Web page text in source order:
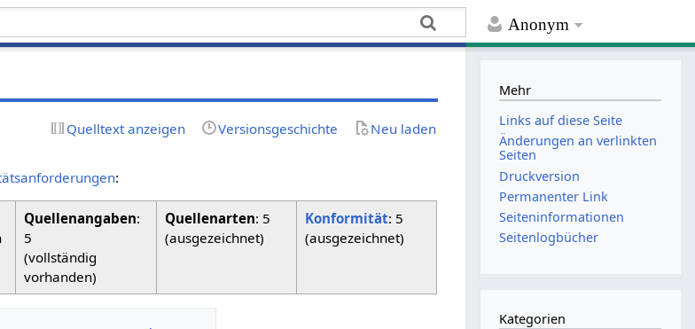
Anonym
Quelltext anzeigen Versionsgeschichte Neu laden
:
Quellenangaben:
5
(vollständig
vorhanden)
Quellenarten: 5
(ausgezeichnet)
Konformität: 5
(ausgezeichnet)
Mehr
Links auf diese Seite
Änderungen an verlinkten
Seiten
Druckversion
Permanenter Link
Seiten­­informationen
Seitenlogbücher
Kategorien